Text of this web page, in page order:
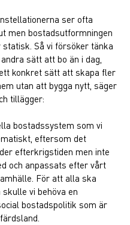
ser ofta
men bostadsutformningen
Så vi försöker tänka
sätt att bo än i dag,
konkret sätt att skapa fler
utan att bygga nytt, säger
tillägger:
bostadssystem som vi
eftersom det
efterkrigstiden men inte
och anpassats efter vårt
För att alla ska
vi behöva en
bostadspolitik som är